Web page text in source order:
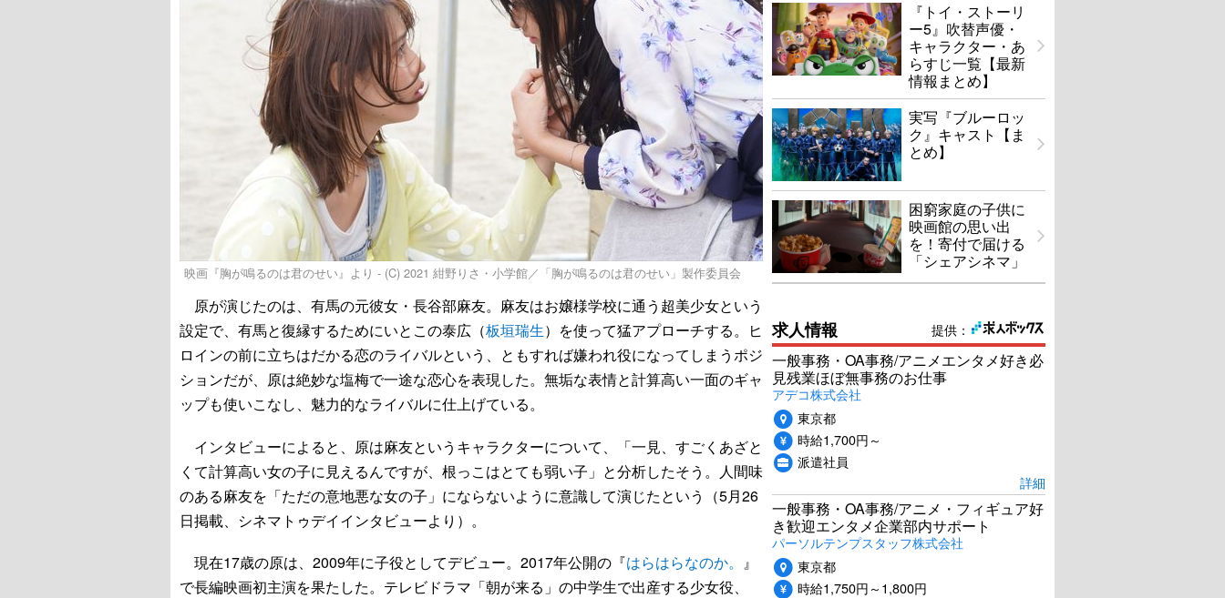
映画『胸が鳴るのは君のせい』より - (C) 2021 紺野りさ・小学館／「胸が鳴るのは君のせい」製作委員会
原が演じたのは、有馬の元彼女・長谷部麻友。麻友はお嬢様学校に通う超美少女という
設定で、有馬と復縁するためにいとこの泰広（板垣瑞生）を使って猛アプローチする。ヒ
ロインの前に立ちはだかる恋のライバルという、ともすれば嫌われ役になってしまうポジ
ションだが、原は絶妙な塩梅で一途な恋心を表現した。無垢な表情と計算高い一面のギャ
ップも使いこなし、魅力的なライバルに仕上げている。
インタビューによると、原は麻友というキャラクターについて、「一見、すごくあざと
くて計算高い女の子に見えるんですが、根っこはとても弱い子」と分析したそう。人間味
のある麻友を「ただの意地悪な女の子」にならないように意識して演じたという（5月26
日掲載、シネマトゥデイインタビューより）。
現在17歳の原は、2009年に子役としてデビュー。2017年公開の『はらはらなのか。 』
で長編映画初主演を果たした。テレビドラマ「朝が来る」の中学生で出産する少女役、
『トイ・ストーリ
ー5』吹替声優・
キャラクター・あ
らすじ一覧【最新
情報まとめ】
実写『ブルーロッ
ク』キャスト【ま
とめ】
困窮家庭の子供に
映画館の思い出
を！寄付で届ける
「シェアシネマ」
提供：
求人情報
一般事務・OA事務/アニメエンタメ好き必
見残業ほぼ無事務のお仕事
アデコ株式会社
東京都
時給1,700円～
派遣社員
詳細
一般事務・OA事務/アニメ・フィギュア好
き歓迎エンタメ企業部内サポート
パーソルテンプスタッフ株式会社
東京都
時給1,750円～1,800円